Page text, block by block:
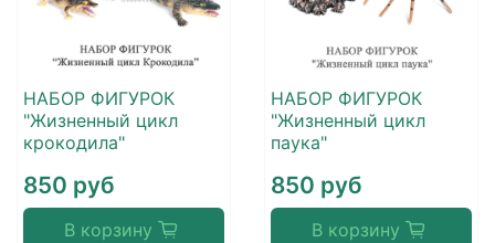
НАБОР ФИГУРОК
"Жизненный цикл
крокодила"
850 руб
В корзину
НАБОР ФИГУРОК
"Жизненный цикл
паука"
850 руб
В корзину